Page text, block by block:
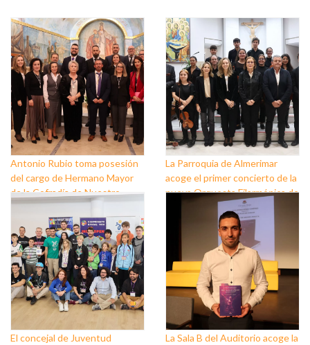
Antonio Rubio toma posesión
del cargo de Hermano Mayor
de la Cofradía de Nuestro
Padre Jesús Nazareno y
Nuestra Señora de los Dolores
de Balerma
La Parroquia de Almerimar
acoge el primer concierto de la
nueva Orquesta Filarmónica de
El concejal de Juventud
La Sala B del Auditorio acoge la